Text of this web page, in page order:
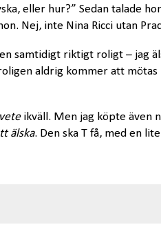
eller hur?” Sedan talade
Nej, inte Nina Ricci utan
samtidigt riktigt roligt – jag
aldrig kommer att
ikväll. Men jag köpte även
älska. Den ska T få, med en